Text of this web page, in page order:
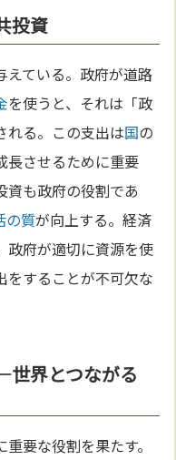
投資
えている。政府が道路
を使うと、それは「政
れる。この支出は国の
長させるために重要
資も政府の役割であ
の質が向上する。経済
政府が適切に資源を使
をすることが不可欠な
界とつながる
重要な役割を果たす。